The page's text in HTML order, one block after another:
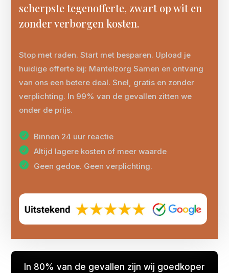
scherpste tegenofferte, zwart op wit en
zonder verborgen kosten.
Stop met raden. Start met besparen. Upload je
huidige offerte bij: Mantelzorg Samen en ontvang
van ons een betere deal. Snel, gratis en zonder
verplichting. In 99% van de gevallen zitten we
onder de prijs.
Binnen 24 uur reactie
Altijd lagere kosten of meer waarde
Geen gedoe. Geen verplichting.
In 80% van de gevallen zijn wij goedkoper